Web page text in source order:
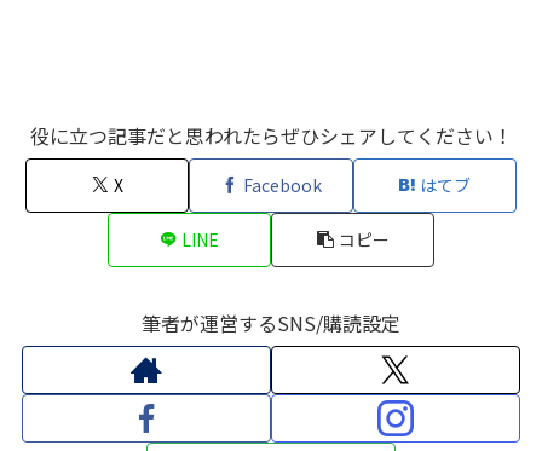
役に立つ記事だと思われたらぜひシェアしてください！
X Facebook はてブ
LINE コピー
筆者が運営するSNS/購読設定